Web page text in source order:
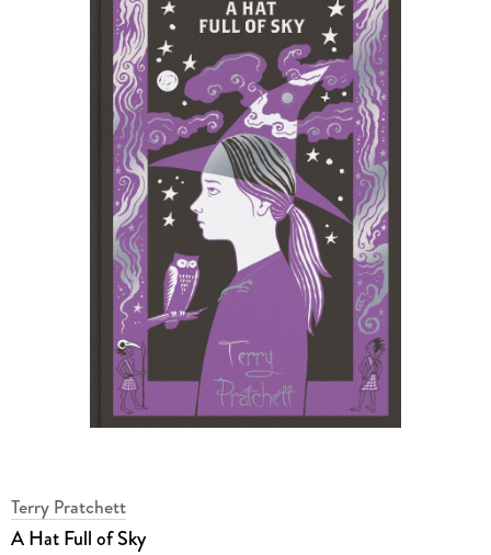
Terry Pratchett
A Hat Full of Sky